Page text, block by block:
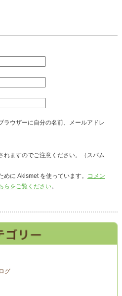
ラウザーに自分の名前、メールアドレ
れますのでご注意ください。（スパム
に Akismet を使っています。 コメン
らをご覧ください。
グ